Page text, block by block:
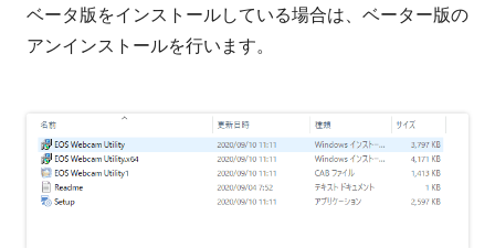
ベータ版をインストールしている場合は、ベーター版の
アンインストールを行います。